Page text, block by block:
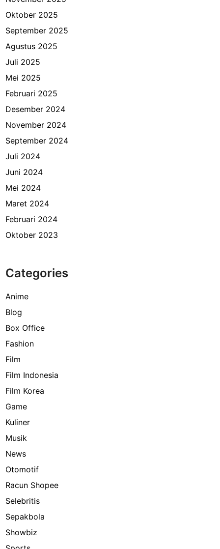
Oktober 2025
September 2025
Agustus 2025
Juli 2025
Mei 2025
Februari 2025
Desember 2024
November 2024
September 2024
Juli 2024
Juni 2024
Mei 2024
Maret 2024
Februari 2024
Oktober 2023
Categories
Anime
Blog
Box Office
Fashion
Film
Film Indonesia
Film Korea
Game
Kuliner
Musik
News
Otomotif
Racun Shopee
Selebritis
Sepakbola
Showbiz